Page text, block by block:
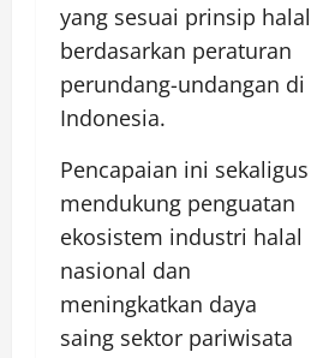
yang sesuai prinsip halal
berdasarkan peraturan
perundang-undangan di
Indonesia.
Pencapaian ini sekaligus
mendukung penguatan
ekosistem industri halal
nasional dan
meningkatkan daya
saing sektor pariwisata